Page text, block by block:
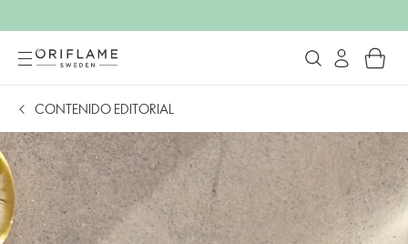
CONTENIDO EDITORIAL